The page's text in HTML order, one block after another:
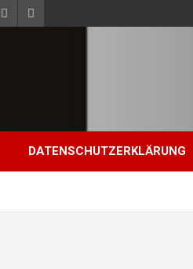
DATENSCHUTZERKLÄRUNG